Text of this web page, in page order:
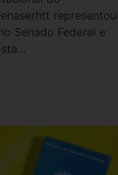
representou
Senado Federal e